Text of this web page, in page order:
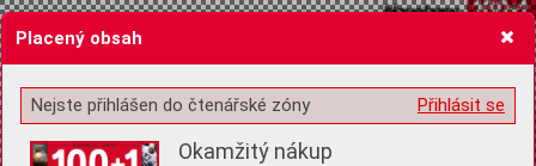
Žádost o souhlas s ukládáním volitelných informací
Placený obsah
Přihlásit se
Nejste přihlášen do čtenářské zóny
Okamžitý nákup